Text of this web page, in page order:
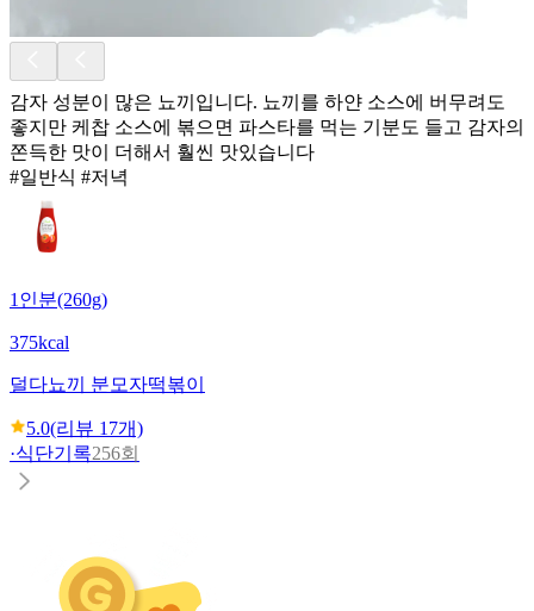
감자 성분이 많은 뇨끼입니다. 뇨끼를 하얀 소스에 버무려도
좋지만 케찹 소스에 볶으면 파스타를 먹는 기분도 들고 감자의
쫀득한 맛이 더해서 훨씬 맛있습니다
#일반식 #저녁
1인분(260g)
375kcal
덜다뇨끼 분모자떡볶이
5.0(리뷰 17개)
·식단기록256회